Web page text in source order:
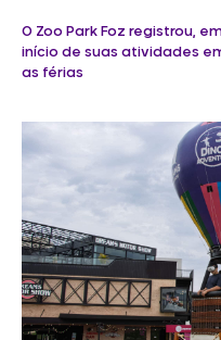
O Zoo Park Foz registrou,
início de suas atividades
as férias